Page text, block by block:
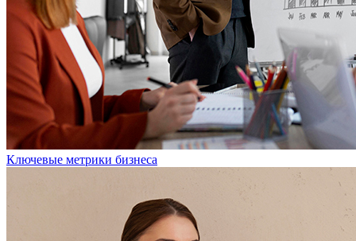
Ключевые метрики бизнеса